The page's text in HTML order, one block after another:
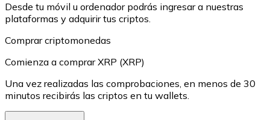
Desde tu móvil u ordenador podrás ingresar a nuestras
plataformas y adquirir tus criptos.
Comprar criptomonedas
Comienza a comprar XRP (XRP)
Una vez realizadas las comprobaciones, en menos de 30
minutos recibirás las criptos en tu wallets.